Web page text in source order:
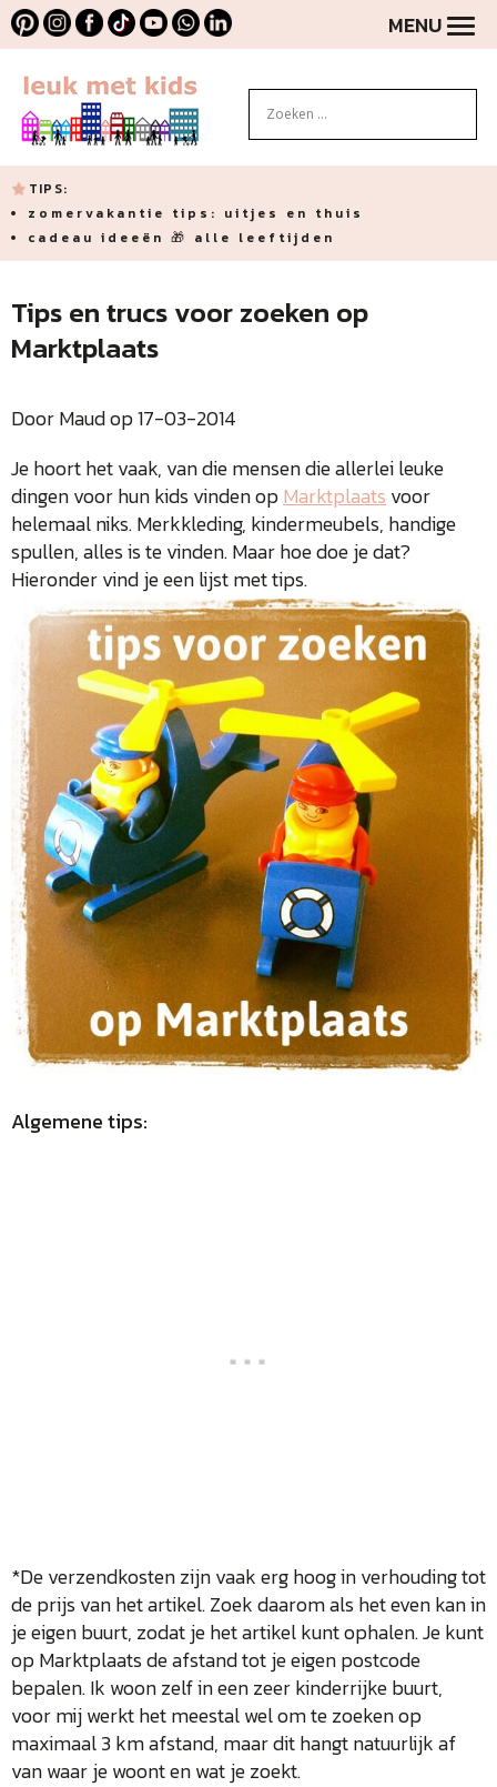
MENU
TIPS:
zomervakantie tips: uitjes en thuis
cadeau ideeën 🎁 alle leeftijden
Tips en trucs voor zoeken op
Marktplaats
Door Maud op 17-03-2014
Je hoort het vaak, van die mensen die allerlei leuke
dingen voor hun kids vinden opMarktplaats voor
helemaal niks. Merkkleding, kindermeubels, handige
spullen, alles is te vinden. Maar hoe doe je dat?
Hieronder vind je een lijst met tips.
Algemene tips:
*De verzendkosten zijn vaak erg hoog in verhouding tot
de prijs van het artikel. Zoek daarom als het even kan in
je eigen buurt, zodat je het artikel kunt ophalen. Je kunt
op Marktplaats de afstand tot je eigen postcode
bepalen. Ik woon zelf in een zeer kinderrijke buurt,
voor mij werkt het meestal wel om te zoeken op
maximaal 3 km afstand, maar dit hangt natuurlijk af
van waar je woont en wat je zoekt.